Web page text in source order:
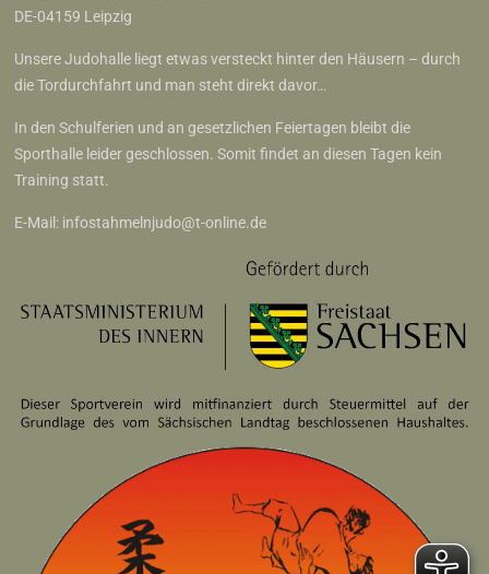
DE-04159 Leipzig
Unsere Judohalle liegt etwas versteckt hinter den Häusern – durch
die Tordurchfahrt und man steht direkt davor…
In den Schulferien und an gesetzlichen Feiertagen bleibt die
Sporthalle leider geschlossen. Somit findet an diesen Tagen kein
Training statt.
E-Mail: infostahmelnjudo@t-online.de